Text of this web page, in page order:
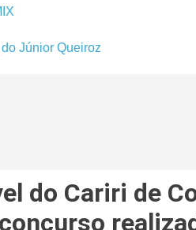
Júnior Queiroz
do Cariri de
concurso